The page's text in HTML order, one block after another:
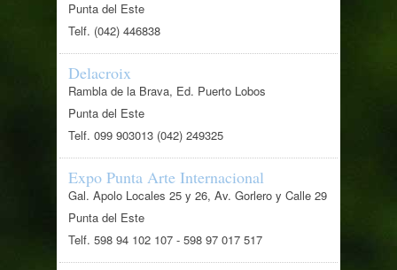
Punta del Este
Telf. (042) 446838
Delacroix
Rambla de la Brava, Ed. Puerto Lobos
Punta del Este
Telf. 099 903013 (042) 249325
Expo Punta Arte Internacional
Gal. Apolo Locales 25 y 26, Av. Gorlero y Calle 29
Punta del Este
Telf. 598 94 102 107 - 598 97 017 517